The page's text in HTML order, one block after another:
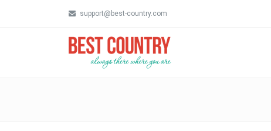
support@best-country.com